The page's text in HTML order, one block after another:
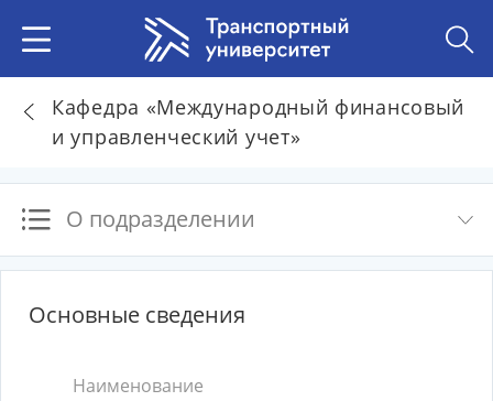
Кафедра «Международный финансовый
и управленческий учет»
О подразделении
Основные сведения
Наименование